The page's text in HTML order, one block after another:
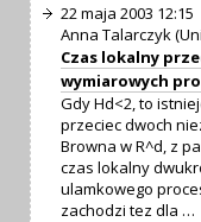
22 maja 2003 12:15
Anna Talarczyk
Czas lokalny
wymiarowych
Gdy Hd<2, to
przeciec dwoch
Browna w R^d, z
czas lokalny
ulamkowego
zachodzi tez dla …